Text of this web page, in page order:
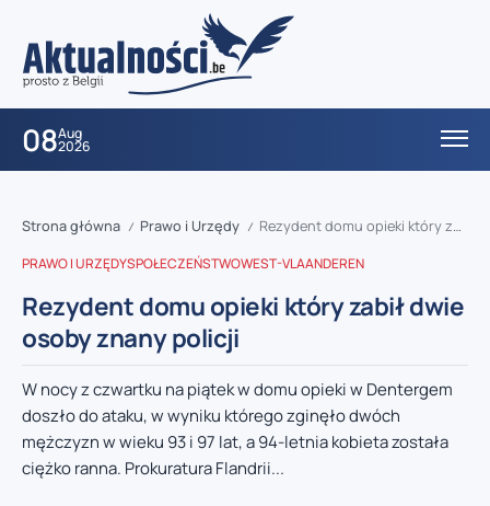
08Aug
2026
Strona główna / Prawo i Urzędy / Rezydent domu opieki który zabił dwie osoby znany policji
PRAWO I URZĘDYSPOŁECZEŃSTWOWEST-VLAANDEREN
Rezydent domu opieki który zabił dwie
osoby znany policji
W nocy z czwartku na piątek w domu opieki w Dentergem
doszło do ataku, w wyniku którego zginęło dwóch
mężczyzn w wieku 93 i 97 lat, a 94-letnia kobieta została
ciężko ranna. Prokuratura Flandrii...